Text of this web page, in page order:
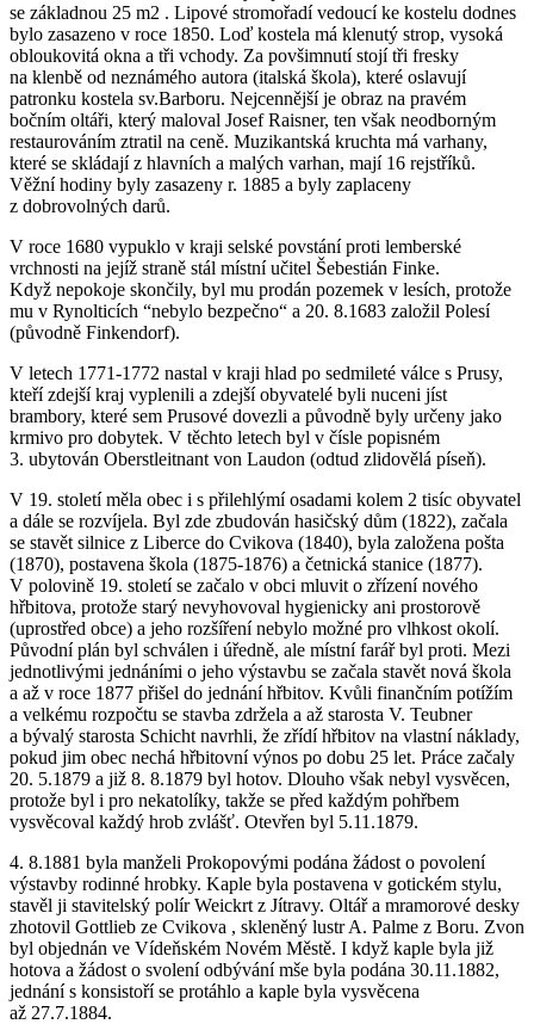
se základnou 25 m2 . Lipové stromořadí vedoucí ke kostelu dodnes
bylo zasazeno v roce 1850. Loď kostela má klenutý strop, vysoká
obloukovitá okna a tři vchody. Za povšimnutí stojí tři fresky
na klenbě od neznámého autora (italská škola), které oslavují
patronku kostela sv.Barboru. Nejcennější je obraz na pravém
bočním oltáři, který maloval Josef Raisner, ten však neodborným
restaurováním ztratil na ceně. Muzikantská kruchta má varhany,
které se skládají z hlavních a malých varhan, mají 16 rejstříků.
Věžní hodiny byly zasazeny r. 1885 a byly zaplaceny
z dobrovolných darů.
V roce 1680 vypuklo v kraji selské povstání proti lemberské
vrchnosti na jejíž straně stál místní učitel Šebestián Finke.
Když nepokoje skončily, byl mu prodán pozemek v lesích, protože
mu v Rynolticích “nebylo bezpečno“ a 20. 8.1683 založil Polesí
(původně Finkendorf).
V letech 1771-1772 nastal v kraji hlad po sedmileté válce s Prusy,
kteří zdejší kraj vyplenili a zdejší obyvatelé byli nuceni jíst
brambory, které sem Prusové dovezli a původně byly určeny jako
krmivo pro dobytek. V těchto letech byl v čísle popisném
3. ubytován Oberstleitnant von Laudon (odtud zlidovělá píseň).
V 19. století měla obec i s přilehlýmí osadami kolem 2 tisíc obyvatel
a dále se rozvíjela. Byl zde zbudován hasičský dům (1822), začala
se stavět silnice z Liberce do Cvikova (1840), byla založena pošta
(1870), postavena škola (1875-1876) a četnická stanice (1877).
V polovině 19. století se začalo v obci mluvit o zřízení nového
hřbitova, protože starý nevyhovoval hygienicky ani prostorově
(uprostřed obce) a jeho rozšíření nebylo možné pro vlhkost okolí.
Původní plán byl schválen i úředně, ale místní farář byl proti. Mezi
jednotlivými jednáními o jeho výstavbu se začala stavět nová škola
a až v roce 1877 přišel do jednání hřbitov. Kvůli finančním potížím
a velkému rozpočtu se stavba zdržela a až starosta V. Teubner
a bývalý starosta Schicht navrhli, že zřídí hřbitov na vlastní náklady,
pokud jim obec nechá hřbitovní výnos po dobu 25 let. Práce začaly
20. 5.1879 a již 8. 8.1879 byl hotov. Dlouho však nebyl vysvěcen,
protože byl i pro nekatolíky, takže se před každým pohřbem
vysvěcoval každý hrob zvlášť. Otevřen byl 5.11.1879.
4. 8.1881 byla manželi Prokopovými podána žádost o povolení
výstavby rodinné hrobky. Kaple byla postavena v gotickém stylu,
stavěl ji stavitelský polír Weickrt z Jítravy. Oltář a mramorové desky
zhotovil Gottlieb ze Cvikova , skleněný lustr A. Palme z Boru. Zvon
byl objednán ve Vídeňském Novém Městě. I když kaple byla již
hotova a žádost o svolení odbývání mše byla podána 30.11.1882,
jednání s konsistoří se protáhlo a kaple byla vysvěcena
až 27.7.1884.